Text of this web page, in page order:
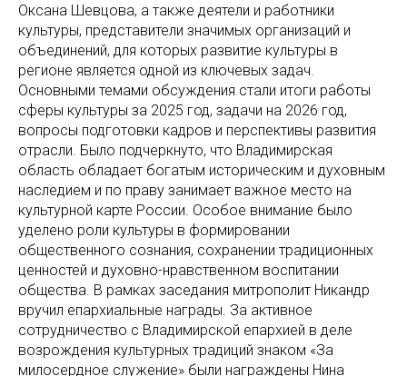
Оксана Шевцова, а также деятели и работники
культуры, представители значимых организаций и
объединений, для которых развитие культуры в
регионе является одной из ключевых задач.
Основными темами обсуждения стали итоги работы
сферы культуры за 2025 год, задачи на 2026 год,
вопросы подготовки кадров и перспективы развития
отрасли. Было подчеркнуто, что Владимирская
область обладает богатым историческим и духовным
наследием и по праву занимает важное место на
культурной карте России. Особое внимание было
уделено роли культуры в формировании
общественного сознания, сохранении традиционных
ценностей и духовно-нравственном воспитании
общества. В рамках заседания митрополит Никандр
вручил епархиальные награды. За активное
сотрудничество с Владимирской епархией в деле
возрождения культурных традиций знаком «За
милосердное служение» были награждены Нина